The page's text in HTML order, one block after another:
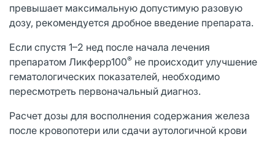
превышает максимальную допустимую разовую
дозу, рекомендуется дробное введение препарата.
Если спустя 1–2 нед после начала лечения
препаратом Ликферр100® не происходит улучшение
гематологических показателей, необходимо
пересмотреть первоначальный диагноз.
Расчет дозы для восполнения содержания железа
после кровопотери или сдачи аутологичной крови